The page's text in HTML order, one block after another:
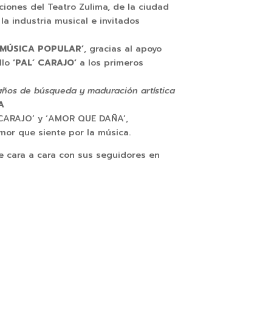
del Teatro Zulima, de la ciudad
industria musical e invitados
POPULAR’, gracias al apoyo
‘PAL´ CARAJO’ a los primeros
de búsqueda y maduración artística
y ‘AMOR QUE DAÑA’,
que siente por la música.
cara a cara con sus seguidores en